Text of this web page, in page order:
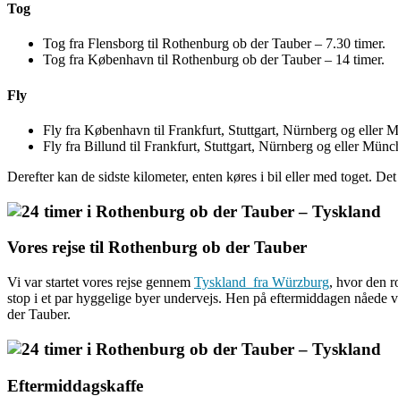
Tog
Tog fra Flensborg til Rothenburg ob der Tauber – 7.30 timer.
Tog fra København til Rothenburg ob der Tauber – 14 timer.
Fly
Fly fra København til Frankfurt, Stuttgart, Nürnberg og eller
Fly fra Billund til Frankfurt, Stuttgart, Nürnberg og eller
Derefter kan de sidste kilometer, enten køres i bil eller med toget.
Vores rejse til Rothenburg ob der Tauber
Vi var startet vores rejse gennem Tyskland fra Würzburg, hvor den
stop i et par hyggelige byer undervejs. Hen på eftermiddagen
der Tauber.
Eftermiddagskaffe